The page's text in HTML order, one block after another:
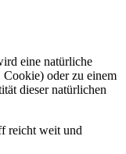
eine natürliche
oder zu einem
dieser natürlichen
reicht weit und